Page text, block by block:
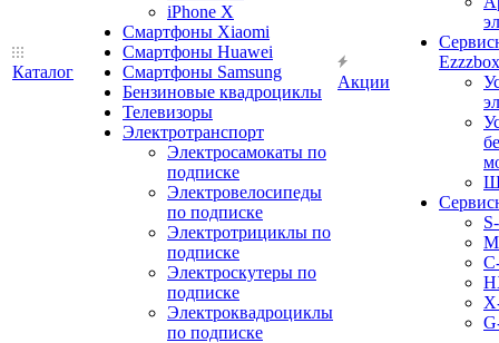
Каталог
iPhone X
Смартфоны Xiaomi
Смартфоны Huawei
Смартфоны Samsung
Бензиновые квадроциклы
Телевизоры
Электротранспорт
Электросамокаты по
подписке
Электровелосипеды
по подписке
Электротрициклы по
подписке
Электроскутеры по
подписке
Электроквадроциклы
по подписке
Акции
Ezzzbox